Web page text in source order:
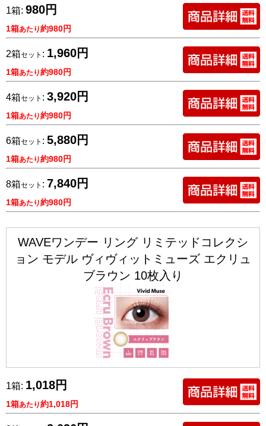
1箱: 980円
1箱あたり約980円
2箱セット : 1,960円
1箱あたり約980円
4箱セット : 3,920円
1箱あたり約980円
6箱セット : 5,880円
1箱あたり約980円
8箱セット : 7,840円
1箱あたり約980円
WAVEワンデー リング リミテッドコレクシ
ョン モデル ヴィヴィットミューズ エクリュ
ブラウン 10枚入り
1箱: 1,018円
1箱あたり約1,018円